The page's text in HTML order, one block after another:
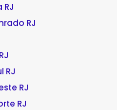
RJ
RJ
RJ
RJ
RJ